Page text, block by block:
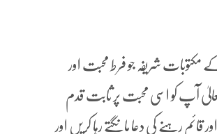
مکتوبات شریفہ جو فرط محبت اور
آپ کو اسی محبت پر ثابت قدم
رہنے کی دعا مانگتے رہا کریں اور